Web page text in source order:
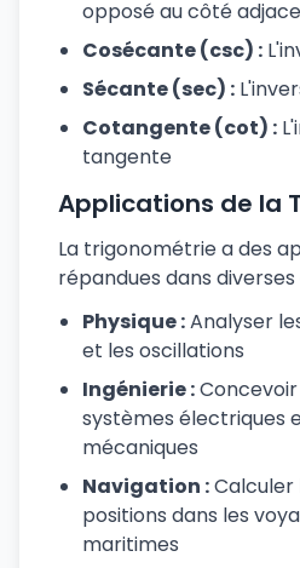
opposé au côté
Cosécante (csc) :
Sécante (sec) :
Cotangente (cot) :
tangente
Applications de la
La trigonométrie a des
répandues dans diverses
Physique :Analyser
et les oscillations
Ingénierie :
systèmes électriques
mécaniques
Navigation :Calculer
positions dans les
maritimes